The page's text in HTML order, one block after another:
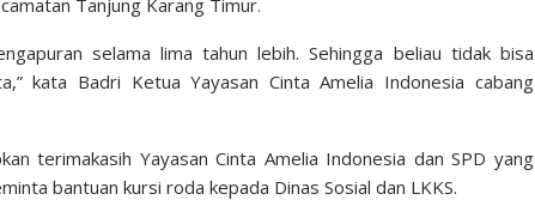
Tanjung Karang Timur.
selama lima tahun lebih. Sehingga beliau tidak bisa
kata Badri Ketua Yayasan Cinta Amelia Indonesia cabang
terimakasih Yayasan Cinta Amelia Indonesia dan SPD yang
bantuan kursi roda kepada Dinas Sosial dan LKKS.